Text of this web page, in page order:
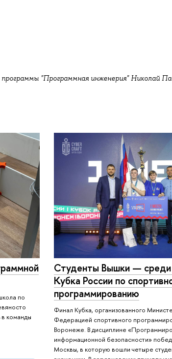
программы "Программная инженерия" Николай
по
команды
Студенты Вышки —
Кубка России по
программированию
Финал Кубка, организованного
Федерацией спортивного
Воронеже. В дисциплине
информационной безопасности»
Москвы, в которую вошли четыре